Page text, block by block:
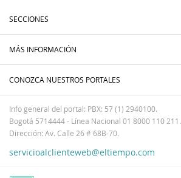
SECCIONES
MÁS INFORMACIÓN
CONOZCA NUESTROS PORTALES
Info general del portal: PBX: 57 (1) 2940100.
Bogotá 5714444 - Línea Nacional 01 8000 110 211.
Dirección: Av. Calle 26 # 68B-70.
servicioalclienteweb@eltiempo.com